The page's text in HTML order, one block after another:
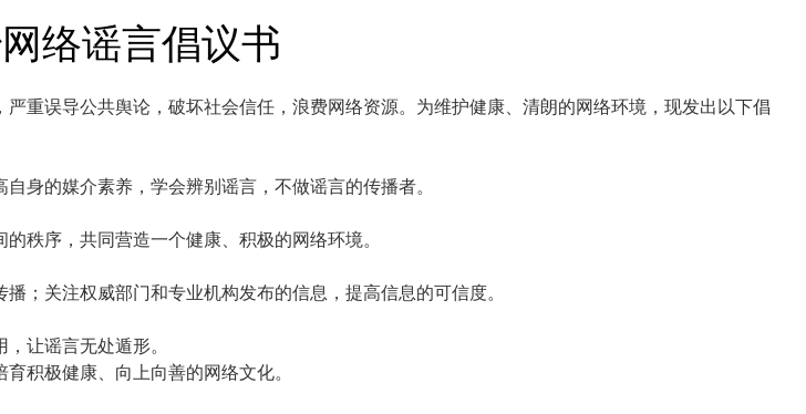
络谣言倡议书
重误导公共舆论，破坏社会信任，浪费网络资源。为维护健康、清朗的网络环境，现发出以下倡
身的媒介素养，学会辨别谣言，不做谣言的传播者。
秩序，共同营造一个健康、积极的网络环境。
；关注权威部门和专业机构发布的信息，提高信息的可信度。
让谣言无处遁形。
积极健康、向上向善的网络文化。